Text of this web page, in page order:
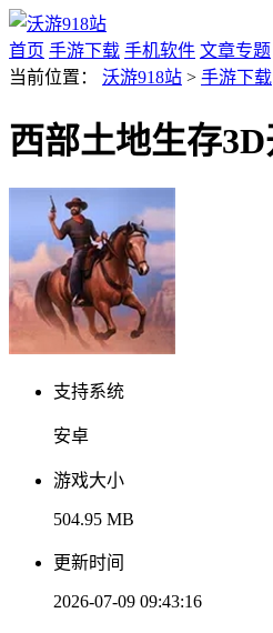
首页 手游下载 手机软件 文章专题
当前位置： 沃游918站 > 手游下载
西部土地生存
支持系统
安卓
游戏大小
504.95 MB
更新时间
2026-07-09 09:43:16